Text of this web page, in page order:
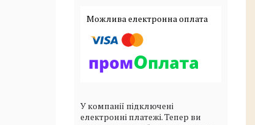
У компанії підключені
електронні платежі. Тепер ви